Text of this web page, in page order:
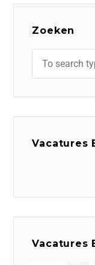
Zoeken
Vacatures
Vacatures